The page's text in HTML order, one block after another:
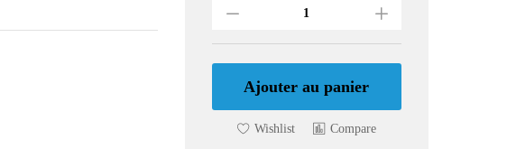
anglaise
quantity
Ajouter au panier
Wishlist Compare